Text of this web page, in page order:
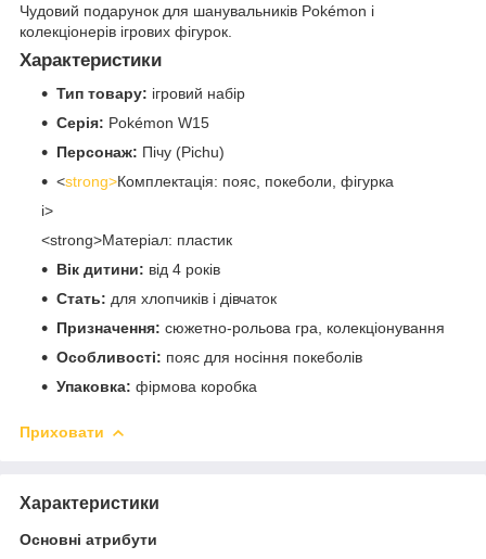
Чудовий подарунок для шанувальників Pokémon і
колекціонерів ігрових фігурок.
Характеристики
Тип товару: ігровий набір
Серія: Pokémon W15
Персонаж: Пічу (Pichu)
<strong>Комплектація: пояс, покеболи, фігурка
i>
<strong>Матеріал: пластик
Вік дитини: від 4 років
Стать: для хлопчиків і дівчаток
Призначення: сюжетно-рольова гра, колекціонування
Особливості: пояс для носіння покеболів
Упаковка: фірмова коробка
Приховати
Характеристики
Основні атрибути